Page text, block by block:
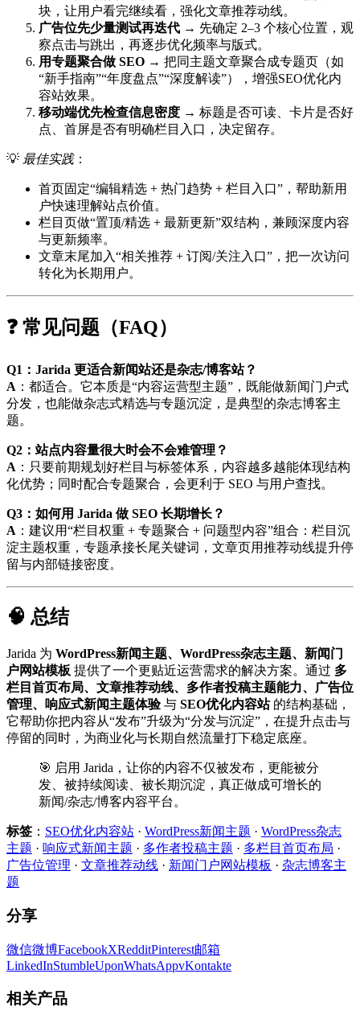
块，让用户看完继续看，强化文章推荐动线。
广告位先少量测试再迭代 → 先确定 2–3 个核心位置，观
察点击与跳出，再逐步优化频率与版式。
用专题聚合做 SEO → 把同主题文章聚合成专题页（如
“新手指南”“年度盘点”“深度解读”），增强SEO优化内
容站效果。
移动端优先检查信息密度 → 标题是否可读、卡片是否好
点、首屏是否有明确栏目入口，决定留存。
💡 最佳实践：
首页固定“编辑精选 + 热门趋势 + 栏目入口”，帮助新用
户快速理解站点价值。
栏目页做“置顶/精选 + 最新更新”双结构，兼顾深度内容
与更新频率。
文章末尾加入“相关推荐 + 订阅/关注入口”，把一次访问
转化为长期用户。
❓ 常见问题（FAQ）
Q1：Jarida 更适合新闻站还是杂志/博客站？
A ：都适合。它本质是“内容运营型主题”，既能做新闻门户式
分发，也能做杂志式精选与专题沉淀，是典型的杂志博客主
题。
Q2：站点内容量很大时会不会难管理？
A ：只要前期规划好栏目与标签体系，内容越多越能体现结构
化优势；同时配合专题聚合，会更利于 SEO 与用户查找。
Q3：如何用 Jarida 做 SEO 长期增长？
A ：建议用“栏目权重 + 专题聚合 + 问题型内容”组合：栏目沉
淀主题权重，专题承接长尾关键词，文章页用推荐动线提升停
留与内部链接密度。
🧠 总结
Jarida 为 WordPress新闻主题、WordPress杂志主题、新闻门
户网站模板 提供了一个更贴近运营需求的解决方案。通过 多
栏目首页布局、文章推荐动线、多作者投稿主题能力、广告位
管理、响应式新闻主题体验与 SEO优化内容站的结构基础，
它帮助你把内容从“发布”升级为“分发与沉淀”，在提升点击与
停留的同时，为商业化与长期自然流量打下稳定底座。
🎯 启用 Jarida，让你的内容不仅被发布，更能被分
发、被持续阅读、被长期沉淀，真正做成可增长的
新闻/杂志/博客内容平台。
标签 ： SEO优化内容站 · WordPress新闻主题 · WordPress杂志
主题 · 响应式新闻主题 · 多作者投稿主题 · 多栏目首页布局 ·
广告位管理 · 文章推荐动线 · 新闻门户网站模板 · 杂志博客主
题
分享
微信微博FacebookXRedditPinterest邮箱
LinkedInStumbleUponWhatsAppvKontakte
相关产品